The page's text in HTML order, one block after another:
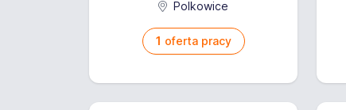
Polkowice
1 oferta pracy